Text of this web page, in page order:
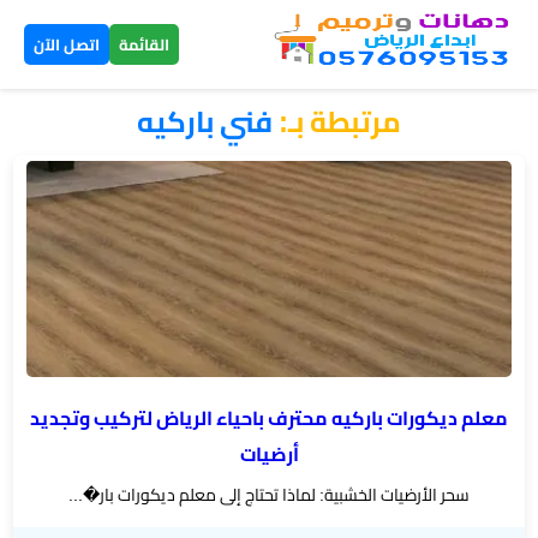
القائمة اتصل الآن ×
دهانات
داخلية
الرياض
دهانات
خارجية
الرياض
مرتبطة بـ:فني باركيه
معلم ديكورات باركيه محترف باحياء الرياض لتركيب وتجديد
أرضيات
سحر الأرضيات الخشبية: لماذا تحتاج إلى معلم ديكورات بار�...